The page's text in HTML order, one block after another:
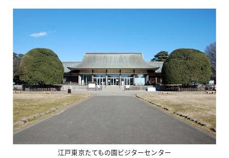
江戸東京たてもの園ビジターセンター